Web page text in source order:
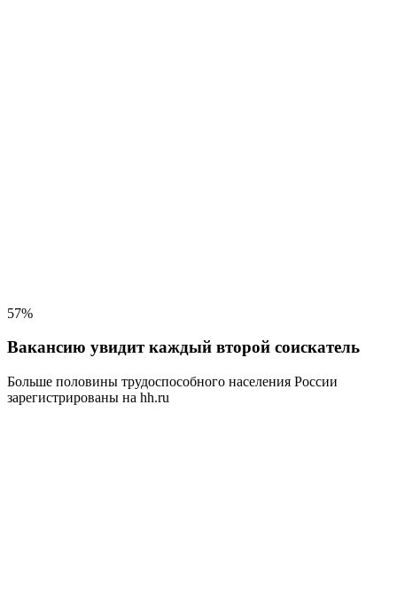
57%
Вакансию увидит каждый второй соискатель
Больше половины трудоспособного населения России
зарегистрированы на hh.ru